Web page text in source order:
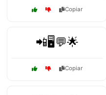
Copiar
📲🖥️💬🌟
Copiar